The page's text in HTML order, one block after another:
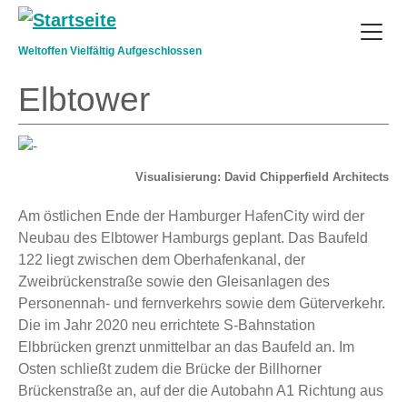
Direkt zum Inhalt
Weltoffen Vielfältig Aufgeschlossen
Elbtower
Visualisierung: David Chipperfield Architects
Am östlichen Ende der Hamburger HafenCity wird der
Neubau des Elbtower Hamburgs geplant. Das Baufeld
122 liegt zwischen dem Oberhafenkanal, der
Zweibrückenstraße sowie den Gleisanlagen des
Personennah- und fernverkehrs sowie dem Güterverkehr.
Die im Jahr 2020 neu errichtete S-Bahnstation
Elbbrücken grenzt unmittelbar an das Baufeld an. Im
Osten schließt zudem die Brücke der Billhorner
Brückenstraße an, auf der die Autobahn A1 Richtung aus